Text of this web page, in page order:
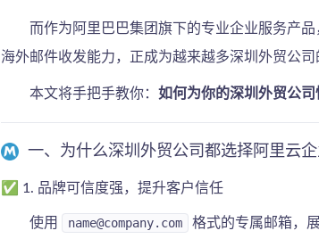
而作为阿里巴巴集团旗下的专业企业服务产品
海外邮件收发能力，正成为越来越多深圳外贸公司
本文将手把手教你： 如何为你的深圳外贸公
一、为什么深圳外贸公司都选择阿里云企
✅ 1. 品牌可信度强，提升客户信任
使用 name@company.com 格式的专属邮箱，